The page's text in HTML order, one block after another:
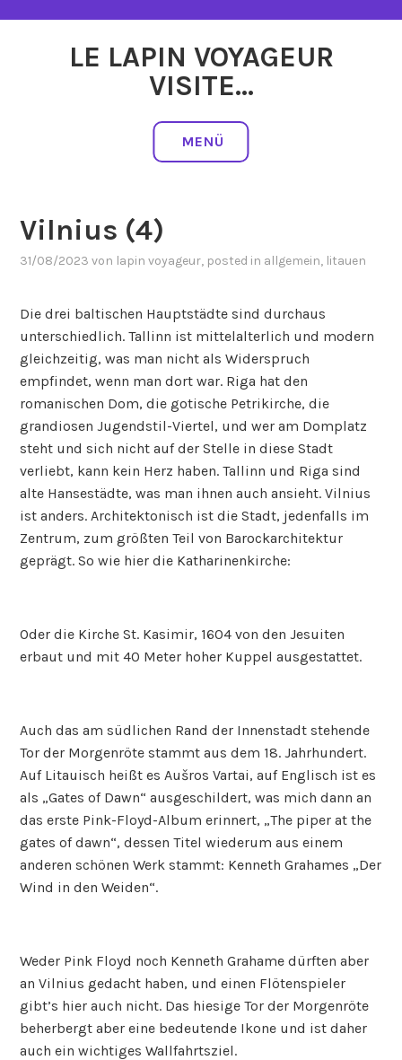
LE LAPIN VOYAGEUR
VISITE…
MENÜ
Vilnius (4)
31/08/2023 von lapin voyageur, posted in allgemein, litauen
Die drei baltischen Hauptstädte sind durchaus
unterschiedlich. Tallinn ist mittelalterlich und modern
gleichzeitig, was man nicht als Widerspruch
empfindet, wenn man dort war. Riga hat den
romanischen Dom, die gotische Petrikirche, die
grandiosen Jugendstil-Viertel, und wer am Domplatz
steht und sich nicht auf der Stelle in diese Stadt
verliebt, kann kein Herz haben. Tallinn und Riga sind
alte Hansestädte, was man ihnen auch ansieht. Vilnius
ist anders. Architektonisch ist die Stadt, jedenfalls im
Zentrum, zum größten Teil von Barockarchitektur
geprägt. So wie hier die Katharinenkirche:
Oder die Kirche St. Kasimir, 1604 von den Jesuiten
erbaut und mit 40 Meter hoher Kuppel ausgestattet.
Auch das am südlichen Rand der Innenstadt stehende
Tor der Morgenröte stammt aus dem 18. Jahrhundert.
Auf Litauisch heißt es Aušros Vartai, auf Englisch ist es
als „Gates of Dawn“ ausgeschildert, was mich dann an
das erste Pink-Floyd-Album erinnert, „The piper at the
gates of dawn“, dessen Titel wiederum aus einem
anderen schönen Werk stammt: Kenneth Grahames „Der
Wind in den Weiden“.
Weder Pink Floyd noch Kenneth Grahame dürften aber
an Vilnius gedacht haben, und einen Flötenspieler
gibt’s hier auch nicht. Das hiesige Tor der Morgenröte
beherbergt aber eine bedeutende Ikone und ist daher
auch ein wichtiges Wallfahrtsziel.